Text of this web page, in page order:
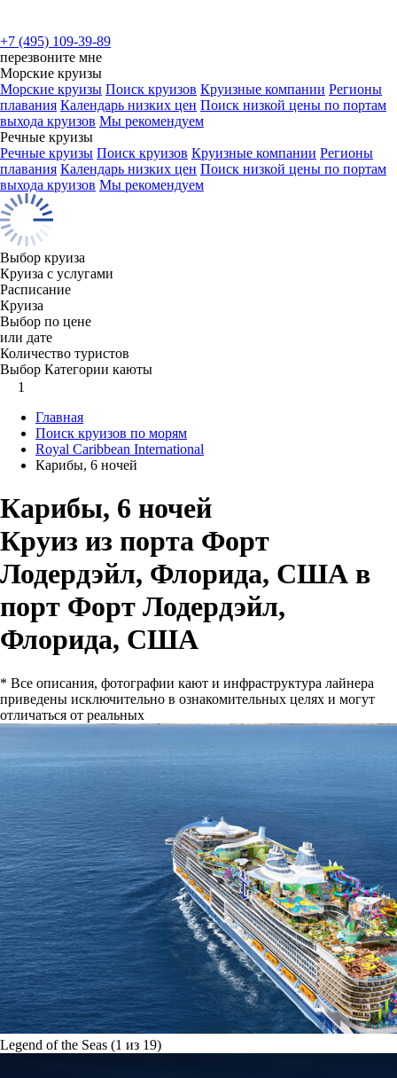
+7 (495) 109-39-89
перезвоните мне
Морские круизы
Морские круизы Поиск круизов Круизные компании Регионы
плавания Календарь низких цен Поиск низкой цены по портам
выхода круизов Мы рекомендуем
Речные круизы
Речные круизы Поиск круизов Круизные компании Регионы
плавания Календарь низких цен Поиск низкой цены по портам
выхода круизов Мы рекомендуем
Выбор круиза
Круиза с услугами
Расписание
Круиза
Выбор по цене
или дате
Количество туристов
Выбор Категории каюты
1
Главная
Поиск круизов по морям
Royal Caribbean International
Карибы, 6 ночей
Карибы, 6 ночей
Круиз из порта Форт
Лодердэйл, Флорида, США в
порт Форт Лодердэйл,
Флорида, США
* Все описания, фотографии кают и инфраструктура лайнера
приведены исключительно в ознакомительных целях и могут
отличаться от реальных
Legend of the Seas (1 из 19)